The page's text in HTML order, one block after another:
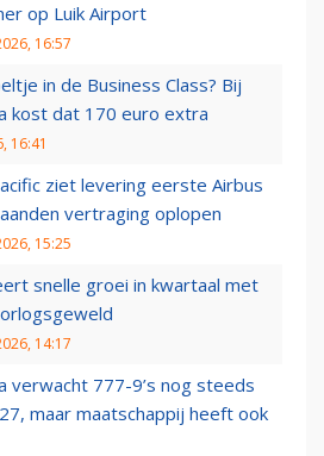
op Luik Airport
16:57
in de Business Class? Bij
kost dat 170 euro extra
16:41
ziet levering eerste Airbus
vertraging oplopen
15:25
snelle groei in kwartaal met
14:17
verwacht 777-9’s nog steeds
maar maatschappij heeft ook